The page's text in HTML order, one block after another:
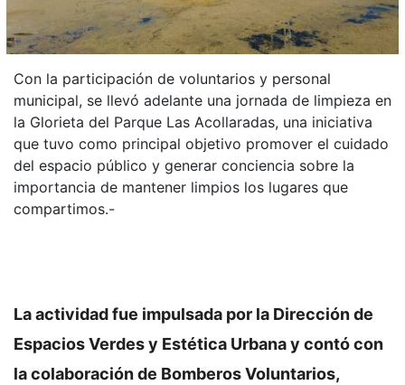
Con la participación de voluntarios y personal
municipal, se llevó adelante una jornada de limpieza en
la Glorieta del Parque Las Acollaradas, una iniciativa
que tuvo como principal objetivo promover el cuidado
del espacio público y generar conciencia sobre la
importancia de mantener limpios los lugares que
compartimos.-
La actividad fue impulsada por la Dirección de
Espacios Verdes y Estética Urbana y contó con
la colaboración de Bomberos Voluntarios,